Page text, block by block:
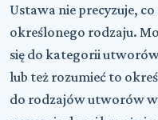
Ustawa nie precyzuje,
określonego rodzaju.
się do kategorii
lub też rozumieć to
do rodzajów utworów